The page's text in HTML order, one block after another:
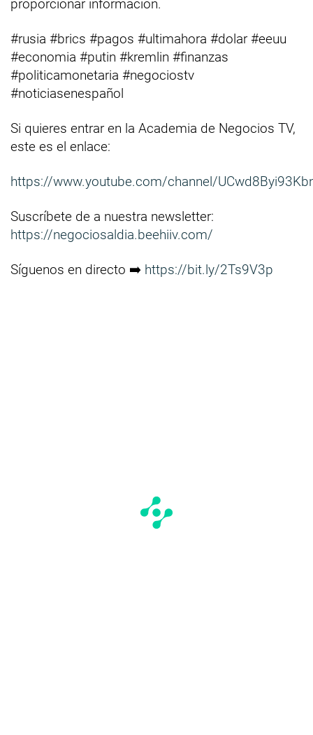
proporcionar información.
#rusia #brics #pagos #ultimahora #dolar #eeuu
#economia #putin #kremlin #finanzas
#politicamonetaria #negociostv
#noticiasenespañol
Si quieres entrar en la Academia de Negocios TV,
este es el enlace:
https://www.youtube.com/channel/
Suscríbete de a nuestra newsletter:
https://negociosaldia.beehiiv.com/
Síguenos en directo ➡️ https://bit.ly/2Ts9V3p